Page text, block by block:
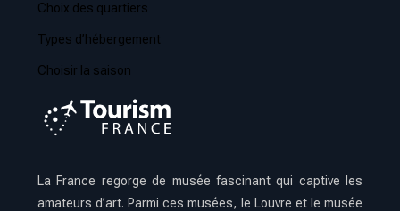
Choix des quartiers
Types d’hébergement
Choisir la saison
La France regorge de musée fascinant qui captive les
amateurs d’art. Parmi ces musées, le Louvre et le musée